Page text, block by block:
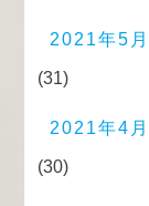
2021年5月
(31)
2021年4月
(30)